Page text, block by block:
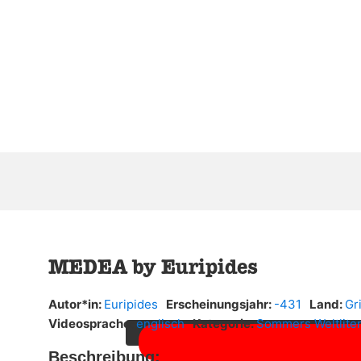
Sie sehen gerade einen Platzhalterinhalt
MEDEA by Euripides
Autor*in: Euripides Erscheinungsjahr: -431 Land:
Videosprache:englisch Kategorie:Sommers
Beschreibung: